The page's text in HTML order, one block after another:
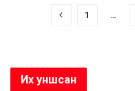
1 …
Их уншсан